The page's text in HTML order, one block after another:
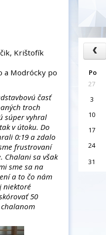
Krištofík
a Modrócky po
časť
troch
súper vyhral
v útoku. Do
0:19 a zdalo
frustrovaní
Chalani sa však
sme sa na
a to čo nám
niektoré
50
Po
27
3
10
17
24
31